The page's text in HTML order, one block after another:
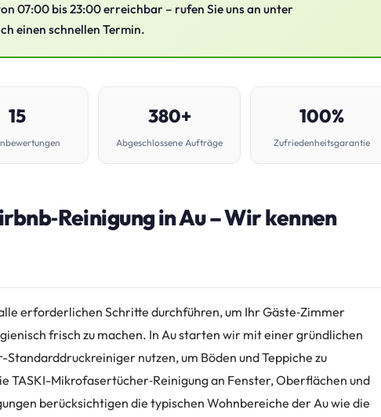
07:00 bis 23:00 erreichbar – rufen Sie uns an unter
einen schnellen Termin.
15 380+
Abgeschlossene Aufträge
100%
Zufriedenheitsgarantie
in Au – Wir kennen
erforderlichen Schritte durchführen, um Ihr Gäste‑Zimmer
frisch zu machen. In Au starten wir mit einer gründlichen
nutzen, um Böden und Teppiche zu
TASKI-Mikrofasertücher‑Reinigung an Fenster, Oberflächen und
berücksichtigen die typischen Wohnbereiche der Au wie die